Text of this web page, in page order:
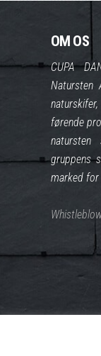
OM OS
CUPA
Natursten
førende
gruppens
marked for